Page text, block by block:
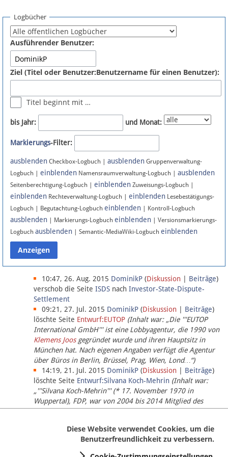
Fördermitglied werden
Fehler melden
Newsletter
Bluesky
Facebook
Instagram
Anmelden
Datenschutz
Über Lobbypedia
Impressum
Logbücher
Ausführender Benutzer:
Ziel (Titel oder Benutzer:Benutzername für einen Benutzer):
Titel beginnt mit …
bis Jahr: und Monat:
Markierungs-Filter:
ausblenden Checkbox-Logbuch | ausblenden Gruppenverwaltung-
Logbuch | einblenden Namensraumverwaltung-Logbuch | ausblenden
Seitenberechtigung-Logbuch | einblenden Zuweisungs-Logbuch |
einblenden Rechteverwaltung-Logbuch | einblenden Lesebestätigungs-
Logbuch | Begutachtung-Logbuch einblenden | Kontroll-Logbuch
ausblenden | Markierungs-Logbuch einblenden | Versionsmarkierungs-
Logbuch ausblenden | Semantic-MediaWiki-Logbuch einblenden
10:47, 26. Aug. 2015 DominikP (Diskussion Beiträge)
verschob die Seite ISDS nach Investor-State-Dispute-
Settlement
09:21, 27. Jul. 2015 DominikP (Diskussion Beiträge)
löschte Seite Entwurf:EUTOP (Inhalt war: „Die '''EUTOP
International GmbH''' ist eine Lobbyagentur, die 1990 von
Klemens Joosgegründet wurde und ihren Hauptsitz in
München hat. Nach eigenen Angaben verfügt die Agentur
über Büros in Berlin, Brüssel, Prag, Wien, Lond…“)
14:19, 21. Jul. 2015 DominikP (Diskussion Beiträge)
löschte Seite Entwurf:Silvana Koch-Mehrin (Inhalt war:
„'''Silvana Koch-Mehrin''' (* 17. November 1970 in
Wuppertal), FDP, war von 2004 bis 2014 Mitglied des
Europäischen Parlaments, seit November 2014 ist sie für
Diese Website verwendet Cookies, um die
Benutzerfreundlichkeit zu verbessern.